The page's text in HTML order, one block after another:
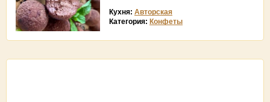
Кухня: Авторская
Категория: Конфеты